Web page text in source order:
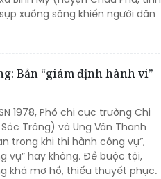
xuống sông khiến người dân
Bản “giám định hành vi”
1978, Phó chi cục trưởng Chi
Trăng) và Ung Văn Thanh
trong khi thi hành công vụ”,
vụ” hay không. Để buộc tội,
khá mơ hồ, thiếu thuyết phục.